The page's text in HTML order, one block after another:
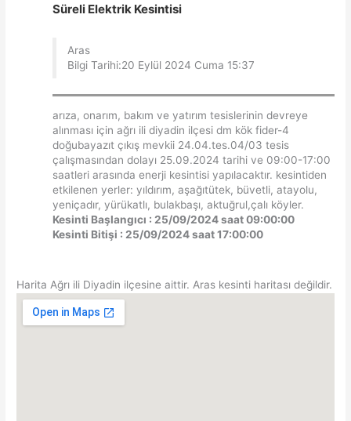
Süreli Elektrik Kesintisi
Aras
Bilgi Tarihi:20 Eylül 2024 Cuma 15:37
arıza, onarım, bakım ve yatırım tesislerinin devreye
alınması için ağrı ili diyadin ilçesi dm kök fider-4
doğubayazıt çıkış mevkii 24.04.tes.04/03 tesis
çalışmasından dolayı 25.09.2024 tarihi ve 09:00-17:00
saatleri arasında enerji kesintisi yapılacaktır. kesintiden
etkilenen yerler: yıldırım, aşağıtütek, büvetli, atayolu,
yeniçadır, yürükatlı, bulakbaşı, aktuğrul,çalı köyler.
Kesinti Başlangıcı : 25/09/2024 saat 09:00:00
Kesinti Bitişi : 25/09/2024 saat 17:00:00
Harita Ağrı ili Diyadin ilçesine aittir. Aras kesinti haritası değildir.